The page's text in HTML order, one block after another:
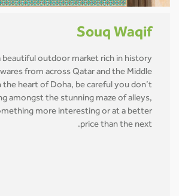
Souq Waqif
a beautiful outdoor market rich in history
wares from across Qatar and the Middle
in the heart of Doha, be careful you don’t
amongst the stunning maze of alleys,
more interesting or at a better
price than the next.